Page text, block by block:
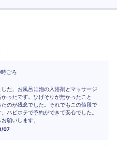
ごろ
た。お風呂に泡の入浴剤とマッサージ
ったです。ひげそりが無かったこと
のが残念でした。それでもこの値段で
ハピホテで予約ができて安心でした。
願いします。
07